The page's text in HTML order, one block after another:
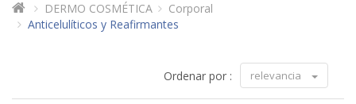
DERMO COSMÉTICA
Corporal
Anticelulíticos y Reafirmantes
Ordenar por : relevancia